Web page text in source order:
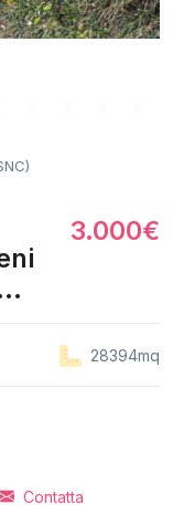
3.000€
28394mq
Contatta